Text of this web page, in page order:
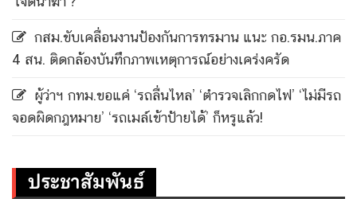
กสม.ขับเคลื่อนงานป้องกันการทรมาน แนะ กอ.รมน.ภาค
4 สน. ติดกล้องบันทึกภาพเหตุการณ์อย่างเคร่งครัด
ผู้ว่าฯ กทม.ขอแค่ ‘รถลื่นไหล’ ‘ตำรวจเลิกกดไฟ’ ‘ไม่มีรถ
จอดผิดกฎหมาย’ ‘รถเมล์เข้าป้ายได้’ ก็หรูแล้ว!
ประชาสัมพันธ์